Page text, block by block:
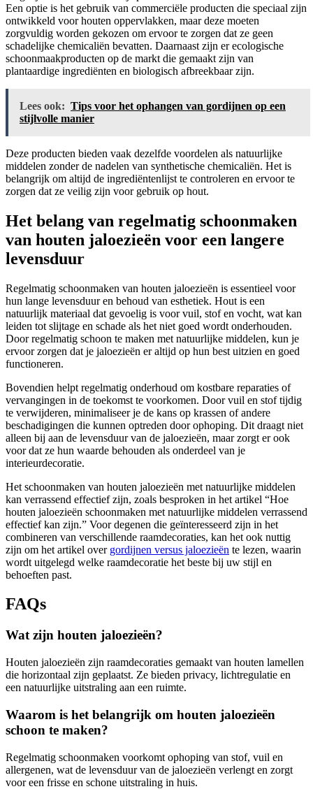
Een optie is het gebruik van commerciële producten die speciaal zijn
ontwikkeld voor houten oppervlakken, maar deze moeten
zorgvuldig worden gekozen om ervoor te zorgen dat ze geen
schadelijke chemicaliën bevatten. Daarnaast zijn er ecologische
schoonmaakproducten op de markt die gemaakt zijn van
plantaardige ingrediënten en biologisch afbreekbaar zijn.
Lees ook: Tips voor het ophangen van gordijnen op een
stijlvolle manier
Deze producten bieden vaak dezelfde voordelen als natuurlijke
middelen zonder de nadelen van synthetische chemicaliën. Het is
belangrijk om altijd de ingrediëntenlijst te controleren en ervoor te
zorgen dat ze veilig zijn voor gebruik op hout.
Het belang van regelmatig schoonmaken
van houten jaloezieën voor een langere
levensduur
Regelmatig schoonmaken van houten jaloezieën is essentieel voor
hun lange levensduur en behoud van esthetiek. Hout is een
natuurlijk materiaal dat gevoelig is voor vuil, stof en vocht, wat kan
leiden tot slijtage en schade als het niet goed wordt onderhouden.
Door regelmatig schoon te maken met natuurlijke middelen, kun je
ervoor zorgen dat je jaloezieën er altijd op hun best uitzien en goed
functioneren.
Bovendien helpt regelmatig onderhoud om kostbare reparaties of
vervangingen in de toekomst te voorkomen. Door vuil en stof tijdig
te verwijderen, minimaliseer je de kans op krassen of andere
beschadigingen die kunnen optreden door ophoping. Dit draagt niet
alleen bij aan de levensduur van de jaloezieën, maar zorgt er ook
voor dat ze hun waarde behouden als onderdeel van je
interieurdecoratie.
Het schoonmaken van houten jaloezieën met natuurlijke middelen
kan verrassend effectief zijn, zoals besproken in het artikel “Hoe
houten jaloezieën schoonmaken met natuurlijke middelen verrassend
effectief kan zijn.” Voor degenen die geïnteresseerd zijn in het
combineren van verschillende raamdecoraties, kan het ook nuttig
zijn om het artikel over gordijnen versus jaloezieën te lezen, waarin
wordt uitgelegd welke raamdecoratie het beste bij uw stijl en
behoeften past.
FAQs
Wat zijn houten jaloezieën?
Houten jaloezieën zijn raamdecoraties gemaakt van houten lamellen
die horizontaal zijn geplaatst. Ze bieden privacy, lichtregulatie en
een natuurlijke uitstraling aan een ruimte.
Waarom is het belangrijk om houten jaloezieën
schoon te maken?
Regelmatig schoonmaken voorkomt ophoping van stof, vuil en
allergenen, wat de levensduur van de jaloezieën verlengt en zorgt
voor een frisse en schone uitstraling in huis.